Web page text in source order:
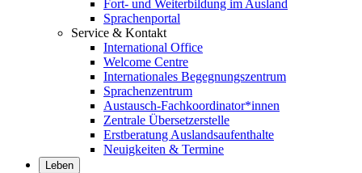
Fort- und Weiterbildung im Ausland
Sprachenportal
Service & Kontakt
International Office
Welcome Centre
Internationales Begegnungszentrum
Sprachenzentrum
Austausch-Fachkoordinator*innen
Zentrale Übersetzerstelle
Erstberatung Auslandsaufenthalte
Neuigkeiten & Termine
Leben